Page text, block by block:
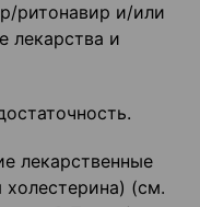
ритонавир и/или
лекарства и
лекарственные
холестерина) (см.